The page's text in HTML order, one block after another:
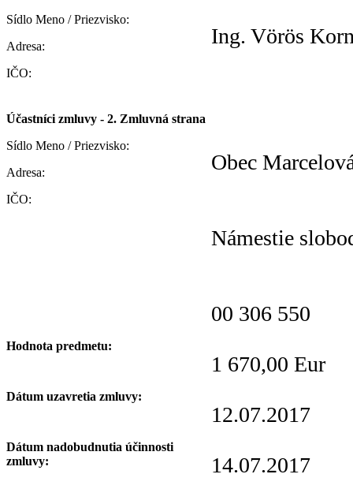
Sídlo Meno / Priezvisko:
Adresa:
IČO:
Ing. Vörös
Účastníci zmluvy - 2. Zmluvná strana
Sídlo Meno / Priezvisko:
Adresa:
IČO:
Obec
Námestie
00 306 550
Hodnota predmetu:
1 670,00 Eur
Dátum uzavretia zmluvy:
12.07.2017
Dátum nadobudnutia účinnosti
zmluvy:
14.07.2017